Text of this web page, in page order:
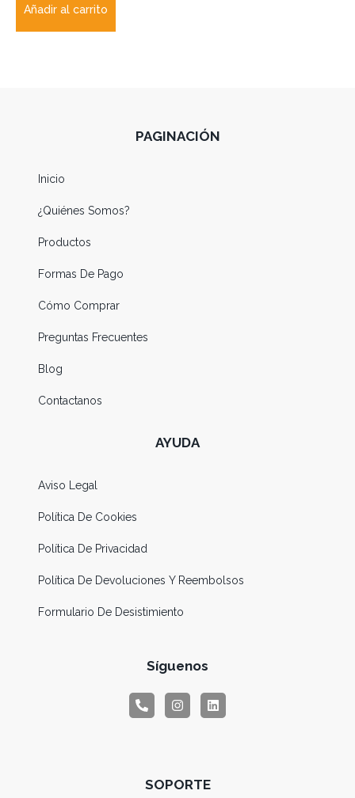
Añadir al carrito
PAGINACIÓN
Inicio
¿Quiénes Somos?
Productos
Formas De Pago
Cómo Comprar
Preguntas Frecuentes
Blog
Contactanos
AYUDA
Aviso Legal
Política De Cookies
Política De Privacidad
Política De Devoluciones Y Reembolsos
Formulario De Desistimiento
Síguenos
SOPORTE